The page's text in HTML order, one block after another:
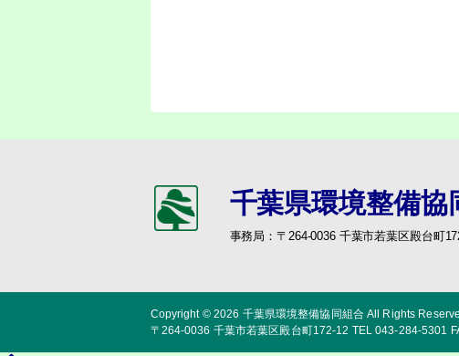
千葉県環境整備協
事務局：〒264-0036 千葉市若葉区殿台町
Copyright © 2026 千葉県環境整備協同組合All Rights
〒264-0036 千葉市若葉区殿台町172-12 TEL 043-284-5301